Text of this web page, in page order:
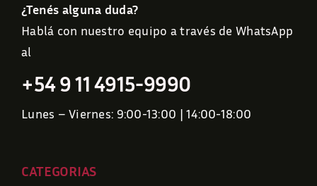
page
¿Tenés alguna duda?
Hablá con nuestro equipo a través de WhatsApp
al
+54 9 11 4915-9990
Lunes – Viernes: 9:00-13:00 | 14:00-18:00
CATEGORIAS